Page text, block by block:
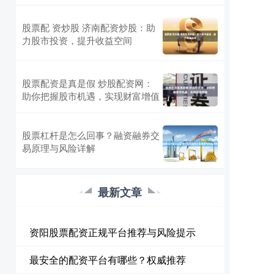
股票配 资炒股 济南配资炒股：助
力股市投资，提升收益空间
股票配资是真是假 炒股配资网：
助你把握股市机遇，实现财富增值
股票杠杆是怎么回事？融资融券交
易原理与风险详解
最新文章
资阳股票配资正规平台推荐与风险提示
最安全的配资平台有哪些？权威推荐